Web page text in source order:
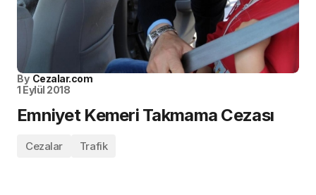
By Cezalar.com
1 Eylül 2018
Emniyet Kemeri Takmama Cezası
Cezalar Trafik